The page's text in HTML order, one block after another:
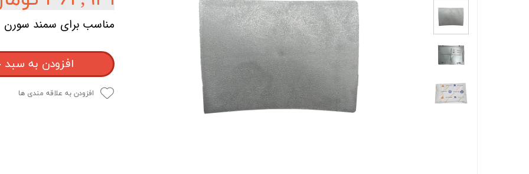
جاسوئیچی ، کاور ریموت خودرو
واکس ، پولیش و تمیز کننده خودرو
سنسور و دزدگیر و جی پی اس خودرو
سیستم صوتی و تصویری خودرو
مناسب برای سمند سورن
افزودن به سبد
افزودن به علاقه مندی ها